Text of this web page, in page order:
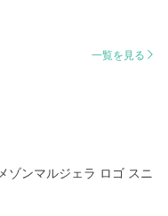
一覧を見る
ゾンマルジェラ ロゴ スニ